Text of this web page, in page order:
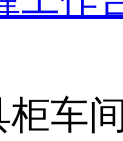
车